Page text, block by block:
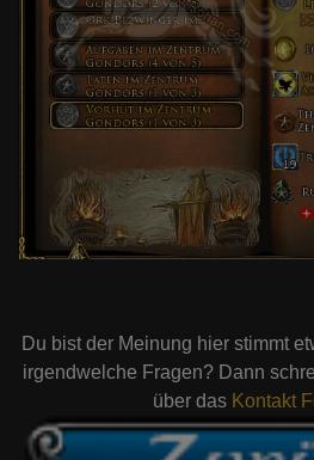
Du bist der Meinung hier stimmt
irgendwelche Fragen? Dann
über das Kontakt